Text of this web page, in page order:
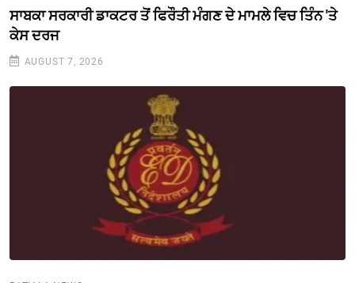
ਸਾਬਕਾ ਸਰਕਾਰੀ ਡਾਕਟਰ ਤੋਂ ਫਿਰੌਤੀ ਮੰਗਣ ਦੇ ਮਾਮਲੇ ਵਿਚ ਤਿੰਨ 'ਤੇ
ਕੇਸ ਦਰਜ
AUGUST 7, 2026